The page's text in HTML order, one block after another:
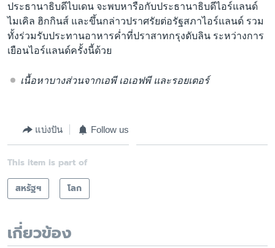
ประธานาธิบดีไบเดน จะพบหารือกับประธานาธิบดีไอร์แลนด์
ไมเคิล ฮิกกินส์ และขึ้นกล่าวปราศรัยต่อรัฐสภาไอร์แลนด์ รวม
ทั้งร่วมรับประทานอาหารค่ำที่ปราสาทกรุงดับลิน ระหว่างการ
เยือนไอร์แลนด์ครั้งนี้ด้วย
เนื้อหาบางส่วนจากเอพี เอเอฟพี และรอยเตอร์
แบ่งปัน Follow us
This item is part of
สหรัฐฯ
โลก
เกี่ยวข้อง